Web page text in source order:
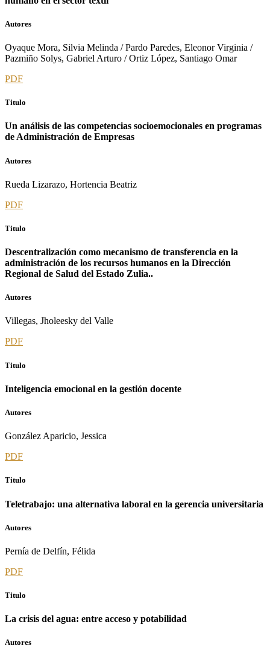
Autores
Oyaque Mora, Silvia Melinda / Pardo Paredes, Eleonor Virginia /
Pazmiño Solys, Gabriel Arturo / Ortiz López, Santiago Omar
PDF
Titulo
Un análisis de las competencias socioemocionales en programas
de Administración de Empresas
Autores
Rueda Lizarazo, Hortencia Beatriz
PDF
Titulo
Descentralización como mecanismo de transferencia en la
administración de los recursos humanos en la Dirección
Regional de Salud del Estado Zulia..
Autores
Villegas, Jholeesky del Valle
PDF
Titulo
Inteligencia emocional en la gestión docente
Autores
González Aparicio, Jessica
PDF
Titulo
Teletrabajo: una alternativa laboral en la gerencia universitaria
Autores
Pernía de Delfín, Félida
PDF
Titulo
La crisis del agua: entre acceso y potabilidad
Autores